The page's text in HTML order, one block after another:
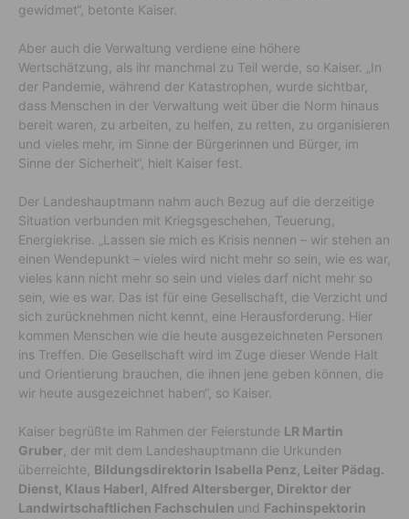
gewidmet“, betonte Kaiser.
Aber auch die Verwaltung verdiene eine höhere
Wertschätzung, als ihr manchmal zu Teil werde, so Kaiser. „In
der Pandemie, während der Katastrophen, wurde sichtbar,
dass Menschen in der Verwaltung weit über die Norm hinaus
bereit waren, zu arbeiten, zu helfen, zu retten, zu organisieren
und vieles mehr, im Sinne der Bürgerinnen und Bürger, im
Sinne der Sicherheit“, hielt Kaiser fest.
Der Landeshauptmann nahm auch Bezug auf die derzeitige
Situation verbunden mit Kriegsgeschehen, Teuerung,
Energiekrise. „Lassen sie mich es Krisis nennen – wir stehen an
einen Wendepunkt – vieles wird nicht mehr so sein, wie es war,
vieles kann nicht mehr so sein und vieles darf nicht mehr so
sein, wie es war. Das ist für eine Gesellschaft, die Verzicht und
sich zurücknehmen nicht kennt, eine Herausforderung. Hier
kommen Menschen wie die heute ausgezeichneten Personen
ins Treffen. Die Gesellschaft wird im Zuge dieser Wende Halt
und Orientierung brauchen, die ihnen jene geben können, die
wir heute ausgezeichnet haben“, so Kaiser.
Kaiser begrüßte im Rahmen der Feierstunde LR Martin
Gruber , der mit dem Landeshauptmann die Urkunden
überreichte, Bildungsdirektorin Isabella Penz, Leiter Pädag.
Dienst, Klaus Haberl, Alfred Altersberger, Direktor der
Landwirtschaftlichen Fachschulen und Fachinspektorin